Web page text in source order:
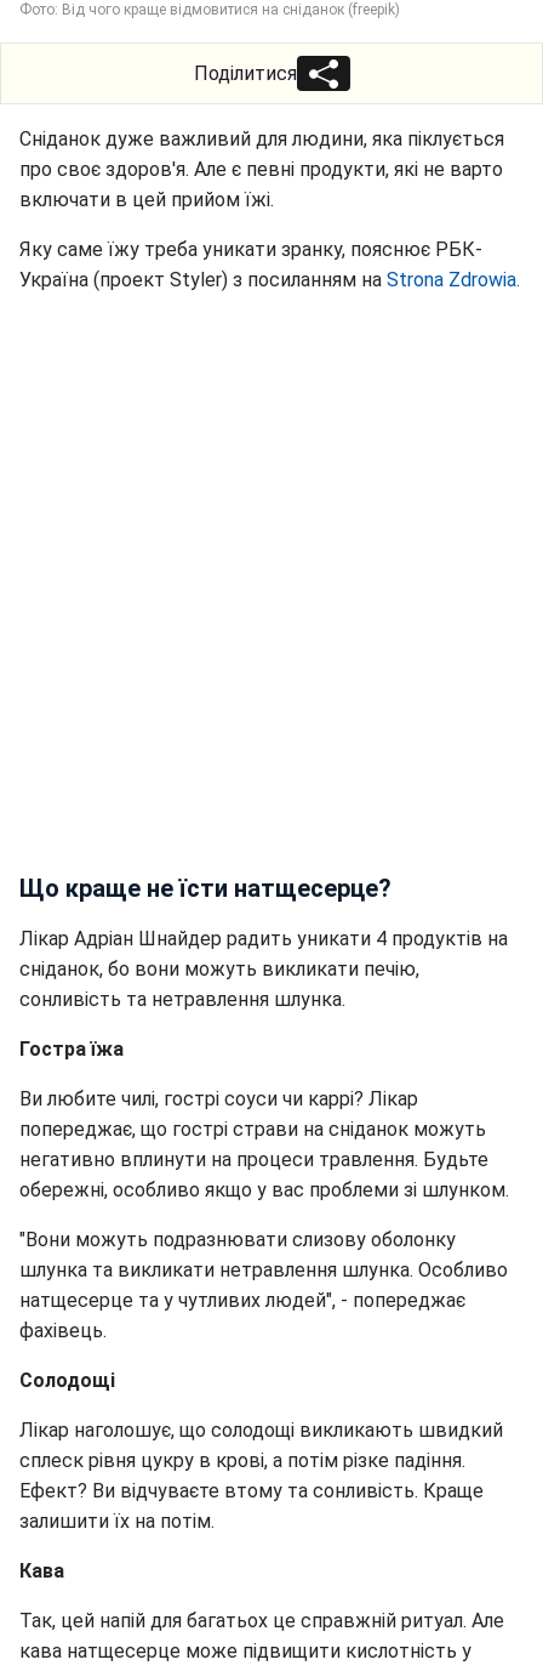
Фото: Від чого краще відмовитися на сніданок (freepik)
Поділитися
Сніданок дуже важливий для людини, яка піклується
про своє здоров'я. Але є певні продукти, які не варто
включати в цей прийом їжі.
Яку саме їжу треба уникати зранку, пояснює РБК-
Україна (проект Styler) з посиланням на Strona Zdrowia.
Що краще не їсти натщесерце?
Лікар Адріан Шнайдер радить уникати 4 продуктів на
сніданок, бо вони можуть викликати печію,
сонливість та нетравлення шлунка.
Гостра їжа
Ви любите чилі, гострі соуси чи каррі? Лікар
попереджає, що гострі страви на сніданок можуть
негативно вплинути на процеси травлення. Будьте
обережні, особливо якщо у вас проблеми зі шлунком.
"Вони можуть подразнювати слизову оболонку
шлунка та викликати нетравлення шлунка. Особливо
натщесерце та у чутливих людей", - попереджає
фахівець.
Солодощі
Лікар наголошує, що солодощі викликають швидкий
сплеск рівня цукру в крові, а потім різке падіння.
Ефект? Ви відчуваєте втому та сонливість. Краще
залишити їх на потім.
Кава
Так, цей напій для багатьох це справжній ритуал. Але
кава натщесерце може підвищити кислотність у